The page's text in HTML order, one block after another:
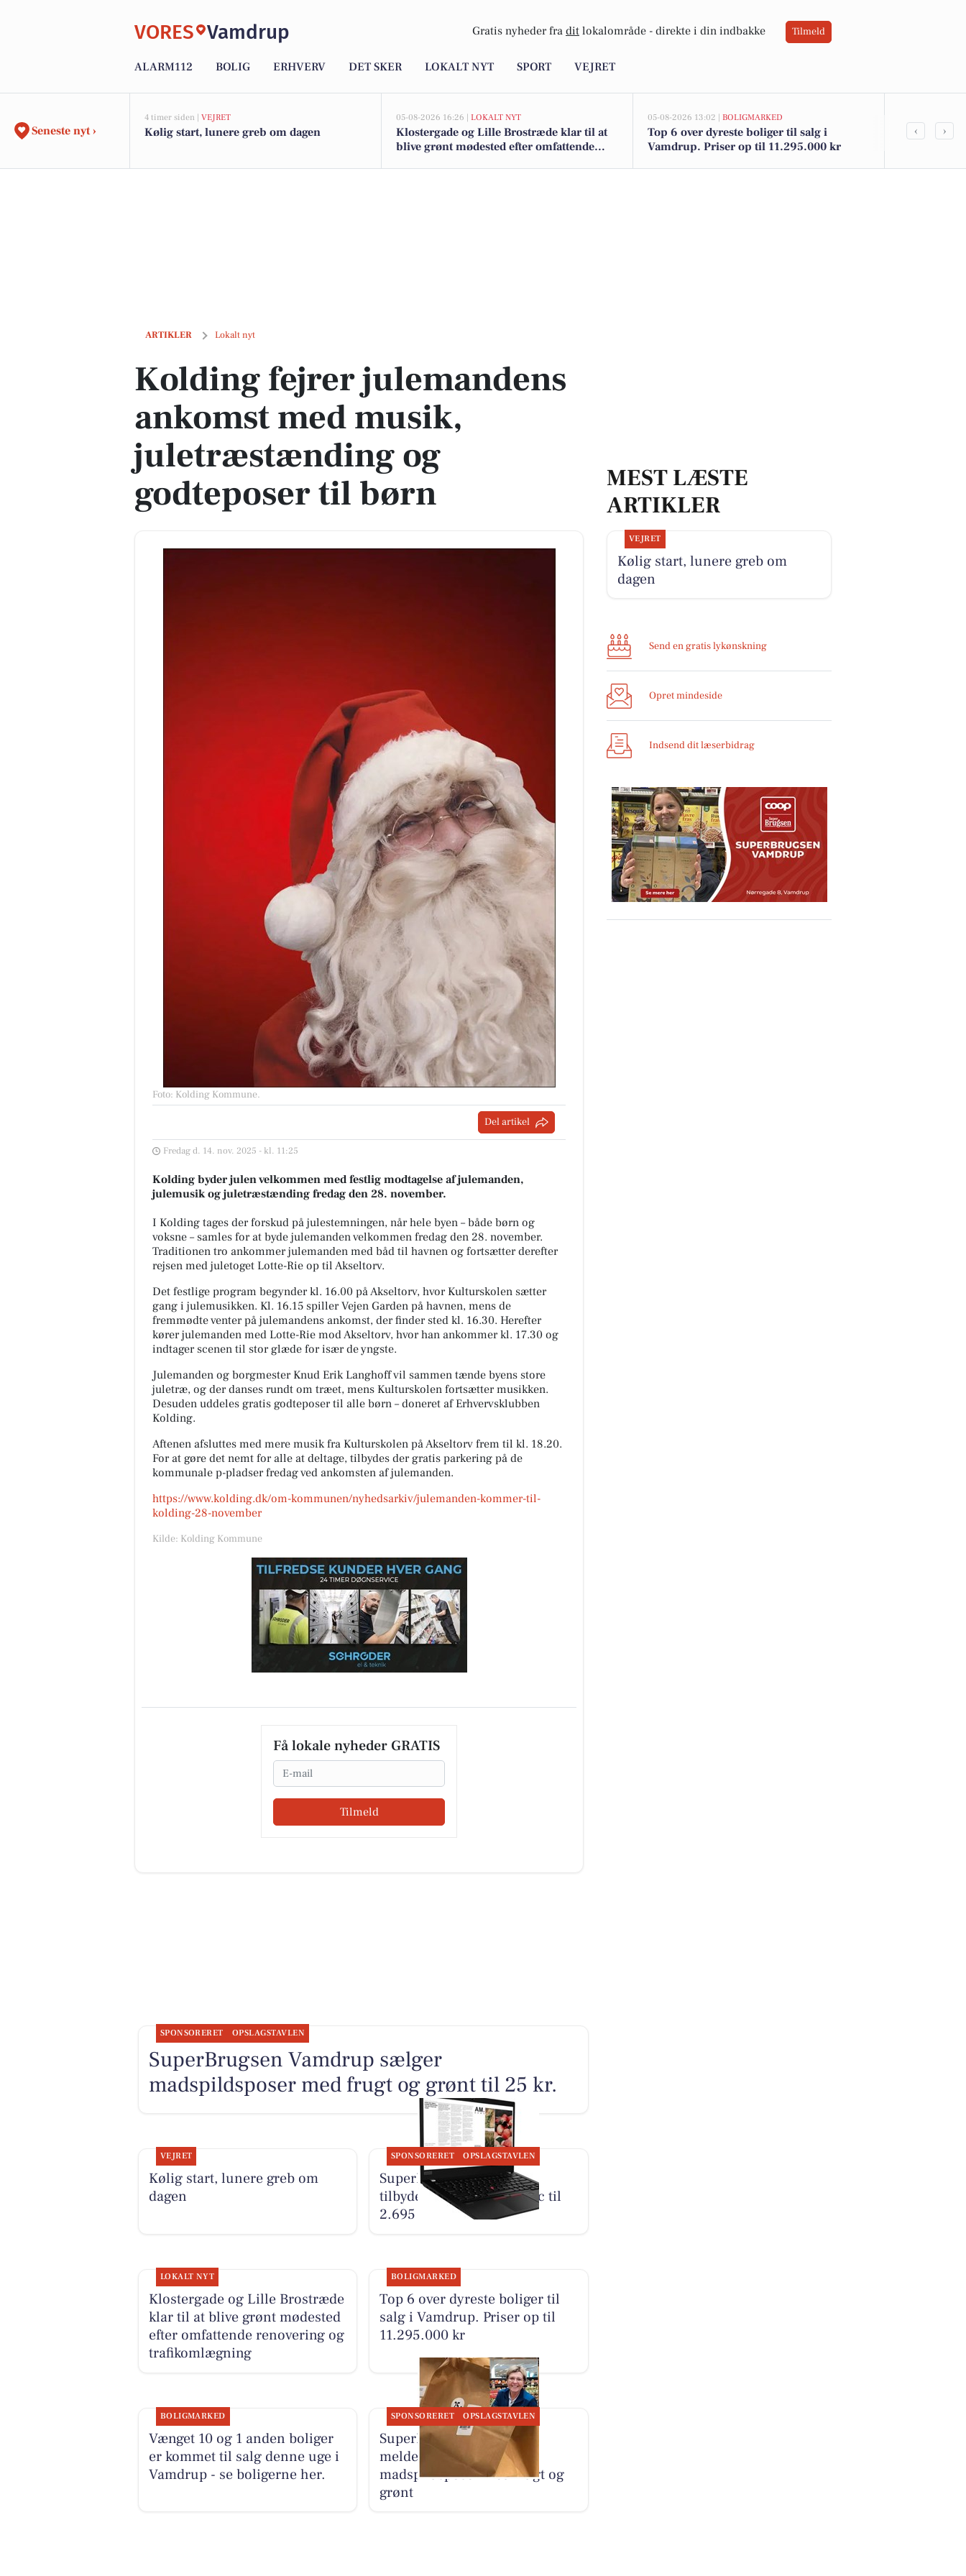
VORES Vamdrup Gratis nyheder fra dit lokalområde - direkte i din indbakke Tilmeld
ALARM112 BOLIG ERHVERV DET SKER LOKALT NYT SPORT VEJRET
Seneste nyt ›
4 timer siden | VEJRET
Kølig start, lunere greb om dagen
05-08-2026 16:26 | LOKALT NYT
Klostergade og Lille Brostræde klar til at
blive grønt mødested efter omfattende
05-08-2026 13:02 | BOLIGMARKED
Top 6 over dyreste boliger til salg i
Vamdrup. Priser op til 11.295.000 kr
Vænget 10
‹ ›
ARTIKLER Lokalt nyt
Kolding fejrer julemandens ankomst med musik, juletræstænding og godteposer til børn
Kolding fejrer julemandens
ankomst med musik,
juletræstænding og
godteposer til børn
Foto: Kolding Kommune.
Del artikel
Fredag d. 14. nov. 2025 - kl. 11:25
Kolding byder julen velkommen med festlig modtagelse af julemanden,
julemusik og juletræstænding fredag den 28. november.
I Kolding tages der forskud på julestemningen, når hele byen – både børn og
voksne – samles for at byde julemanden velkommen fredag den 28. november.
Traditionen tro ankommer julemanden med båd til havnen og fortsætter derefter
rejsen med juletoget Lotte-Rie op til Akseltorv.
Det festlige program begynder kl. 16.00 på Akseltorv, hvor Kulturskolen sætter
gang i julemusikken. Kl. 16.15 spiller Vejen Garden på havnen, mens de
fremmødte venter på julemandens ankomst, der finder sted kl. 16.30. Herefter
kører julemanden med Lotte-Rie mod Akseltorv, hvor han ankommer kl. 17.30 og
indtager scenen til stor glæde for især de yngste.
Julemanden og borgmester Knud Erik Langhoff vil sammen tænde byens store
juletræ, og der danses rundt om træet, mens Kulturskolen fortsætter musikken.
Desuden uddeles gratis godteposer til alle børn – doneret af Erhvervsklubben
Kolding.
Aftenen afsluttes med mere musik fra Kulturskolen på Akseltorv frem til kl. 18.20.
For at gøre det nemt for alle at deltage, tilbydes der gratis parkering på de
kommunale p-pladser fredag ved ankomsten af julemanden.
https://www.kolding.dk/om-kommunen/nyhedsarkiv/julemanden-kommer-til-
kolding-28-november
Kilde: Kolding Kommune
Få lokale nyheder GRATIS
Email
Tilmeld
MEST LÆSTE
ARTIKLER
VEJRET
Kølig start, lunere greb om
dagen
Send en gratis lykønskning
Opret mindeside
Indsend dit læserbidrag
SPONSORERET OPSLAGSTAVLEN
SuperBrugsen Vamdrup sælger
madspildsposer med frugt og grønt til 25 kr.
VEJRET
Kølig start, lunere greb om
dagen
SPONSORERET OPSLAGSTAVLEN
SuperBrugsen Vamdrup
tilbyder Lenovo bærbar pc til
2.695 kr.
LOKALT NYT
Klostergade og Lille Brostræde
klar til at blive grønt mødested
efter omfattende renovering og
trafikomlægning
BOLIGMARKED
Top 6 over dyreste boliger til
salg i Vamdrup. Priser op til
11.295.000 kr
BOLIGMARKED
Vænget 10 og 1 anden boliger
er kommet til salg denne uge i
Vamdrup - se boligerne her.
SPONSORERET OPSLAGSTAVLEN
SuperBrugsen Vamdrup
melder udsolgt af
madspildsposer med frugt og
grønt